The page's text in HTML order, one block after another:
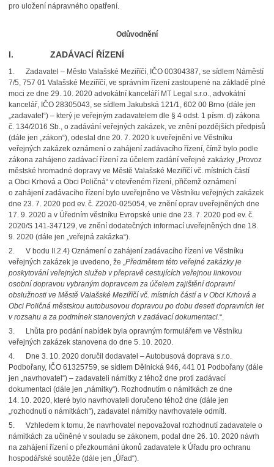
pro uložení nápravného opatření.
Odůvodnění
I. ZADÁVACÍ ŘÍZENÍ
1.
Zadavatel – Město Valašské Meziříčí, IČO 00304387, se sídlem Náměstí
7/5, 757 01 Valašské Meziříčí, ve správním řízení zastoupené na základě plné
moci ze dne 29. 10. 2020 advokátní kanceláří MT Legal s.r.o., advokátní
kancelář, IČO 28305043, se sídlem Jakubská 121/1, 602 00 Brno (dále jen
„zadavatel“) – který je veřejným zadavatelem dle § 4 odst. 1 písm. d) zákona
č. 134/2016 Sb., o zadávání veřejných zakázek, ve znění pozdějších předpisů
(dále jen „zákon“), odeslal dne 20. 7. 2020 k uveřejnění ve Věstníku
veřejných zakázek oznámení o zahájení zadávacího řízení, čímž bylo podle
zákona zahájeno zadávací řízení za účelem zadání veřejné zakázky „Provoz
městské hromadné dopravy ve Městě Valašské Meziříčí vč. místních částí
a Obci Krhová a Obci Poličná“ v otevřeném řízení, přičemž oznámení
o zahájení zadávacího řízení bylo uveřejněno ve Věstníku veřejných zakázek
dne 23. 7. 2020 pod ev. č. Z2020-025054, ve znění oprav uveřejněných dne
17. 9. 2020 a v Úředním věstníku Evropské unie dne 23. 7. 2020 pod ev. č.
2020/S 141-347129, ve znění dodatečných informací uveřejněných dne 18.
9. 2020 (dále jen „veřejná zakázka“).
2.
V bodu II.2.4) Oznámení o zahájení zadávacího řízení ve Věstníku
veřejných zakázek je uvedeno, že „Předmětem této veřejné zakázky je
poskytování veřejných služeb v přepravě cestujících veřejnou linkovou
osobní dopravou vybraným dopravcem za účelem zajištění dopravní
obslužnosti ve Městě Valašské Meziříčí vč. místních částí a v Obci Krhová a
Obci Poličná městskou autobusovou dopravou po dobu deseti dopravních let
v rozsahu a za podmínek stanovených v zadávací dokumentaci.“.
3.
Lhůta pro podání nabídek byla opravným formulářem ve Věstníku
veřejných zakázek stanovena do dne 5. 10. 2020.
4.
Dne 3. 10. 2020 doručil dodavatel – Autobusová doprava s.r.o.
Podbořany, IČO 61325759, se sídlem Dělnická 946, 441 01 Podbořany (dále
jen „navrhovatel“) – zadavateli námitky z téhož dne proti zadávací
dokumentaci (dále jen „námitky“). Rozhodnutím o námitkách ze dne
14. 10. 2020, které bylo navrhovateli doručeno téhož dne (dále jen
„rozhodnutí o námitkách“), zadavatel námitky navrhovatele odmítl.
5.
Vzhledem k tomu, že navrhovatel nepovažoval rozhodnutí zadavatele o
námitkách za učiněné v souladu se zákonem, podal dne 26. 10. 2020 návrh
na zahájení řízení o přezkoumání úkonů zadavatele k Úřadu pro ochranu
hospodářské soutěže (dále jen „Úřad“).